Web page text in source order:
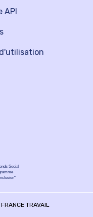
API
Social
TRAVAIL